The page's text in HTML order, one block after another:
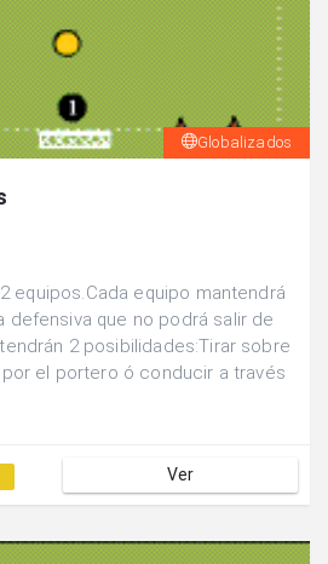
Globalizados
equipos.Cada equipo mantendrá
defensiva que no podrá salir de
2 posibilidades:Tirar sobre
el portero ó conducir a través
Ver